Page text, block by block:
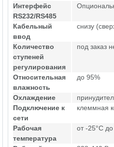
Интерфейс
RS232/RS485
Кабельный
ввод
снизу
Количество
ступеней
регулирования
под заказ
Относительная
влажность
до 95%
Охлаждение
Подключение к
сети
клеммная
Рабочая
температура
от -25°C